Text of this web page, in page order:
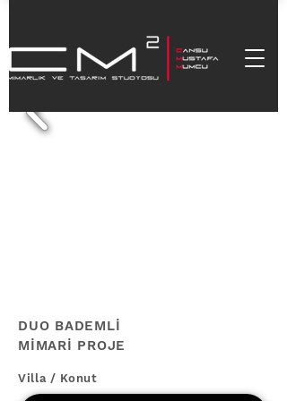
DUO BADEMLİ
MİMARİ PROJE
Villa / Konut